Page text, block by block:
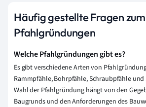
Häufig gestellte Fragen
Pfahlgründungen
Welche Pfahlgründungen gibt es?
Es gibt verschiedene Arten von
Rammpfähle, Bohrpfähle, Schraubpfähle und
Wahl der Pfahlgründung hängt von den
Baugrunds und den Anforderungen des